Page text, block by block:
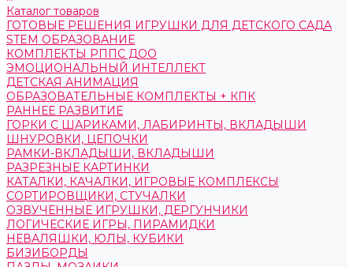
Каталог товаров
ГОТОВЫЕ РЕШЕНИЯ ИГРУШКИ ДЛЯ ДЕТСКОГО САДА
STEM ОБРАЗОВАНИЕ
КОМПЛЕКТЫ РППС ДОО
ЭМОЦИОНАЛЬНЫЙ ИНТЕЛЛЕКТ
ДЕТСКАЯ АНИМАЦИЯ
ОБРАЗОВАТЕЛЬНЫЕ КОМПЛЕКТЫ + КПК
РАННЕЕ РАЗВИТИЕ
ГОРКИ С ШАРИКАМИ, ЛАБИРИНТЫ, ВКЛАДЫШИ
ШНУРОВКИ, ЦЕПОЧКИ
РАМКИ-ВКЛАДЫШИ, ВКЛАДЫШИ
РАЗРЕЗНЫЕ КАРТИНКИ
КАТАЛКИ, КАЧАЛКИ, ИГРОВЫЕ КОМПЛЕКСЫ
СОРТИРОВЩИКИ, СТУЧАЛКИ
ОЗВУЧЕННЫЕ ИГРУШКИ, ДЕРГУНЧИКИ
ЛОГИЧЕСКИЕ ИГРЫ, ПИРАМИДКИ
НЕВАЛЯШКИ, ЮЛЫ, КУБИКИ
БИЗИБОРДЫ